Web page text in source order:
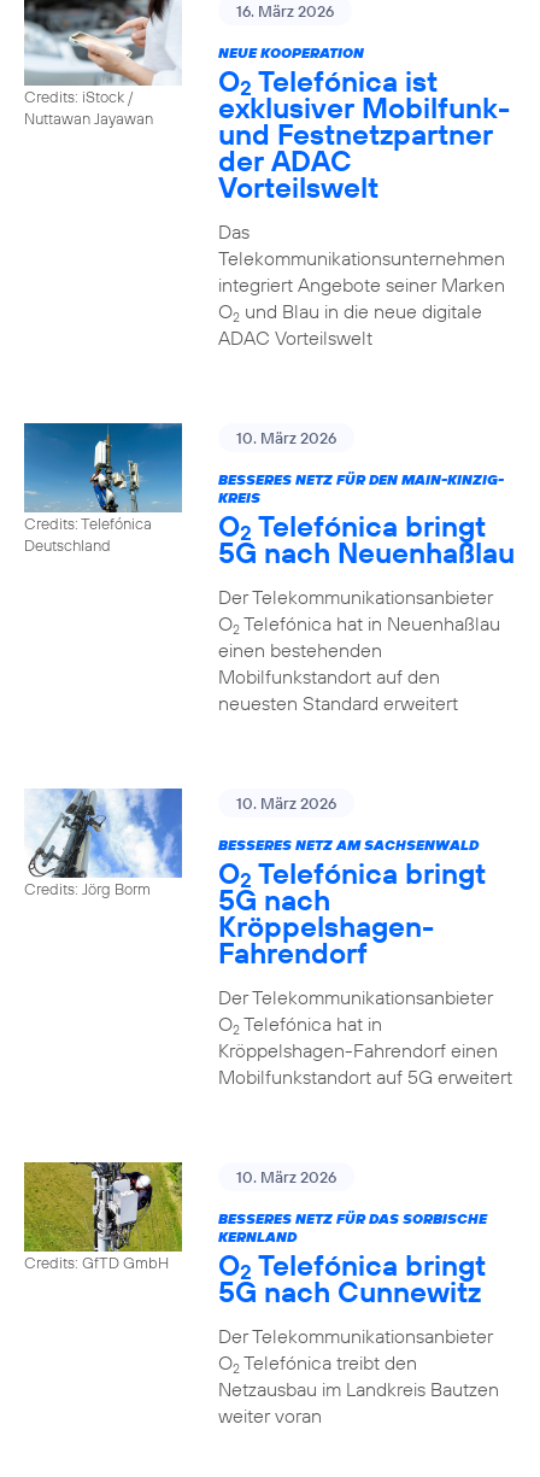
Credits: iStock /
Nuttawan Jayawan
16. März 2026
NEUE KOOPERATION
O2 Telefónica ist
exklusiver Mobilfunk-
und Festnetzpartner
der ADAC
Vorteilswelt
Das
Telekommunikationsunternehmen
integriert Angebote seiner Marken
O2und Blau in die neue digitale
ADAC Vorteilswelt
Credits: Telefónica
Deutschland
10. März 2026
BESSERES NETZ FÜR DEN MAIN-KINZIG-
KREIS
O2 Telefónica bringt
5G nach Neuenhaßlau
Der Telekommunikationsanbieter
O2Telefónica hat in Neuenhaßlau
einen bestehenden
Mobilfunkstandort auf den
neuesten Standard erweitert
Credits: Jörg Borm
10. März 2026
BESSERES NETZ AM SACHSENWALD
O2 Telefónica bringt
5G nach
Kröppelshagen-
Fahrendorf
Der Telekommunikationsanbieter
O2Telefónica hat in
Kröppelshagen-Fahrendorf einen
Mobilfunkstandort auf 5G erweitert
Credits: GfTD GmbH
10. März 2026
BESSERES NETZ FÜR DAS SORBISCHE
KERNLAND
O2 Telefónica bringt
5G nach Cunnewitz
Der Telekommunikationsanbieter
O2Telefónica treibt den
Netzausbau im Landkreis Bautzen
weiter voran